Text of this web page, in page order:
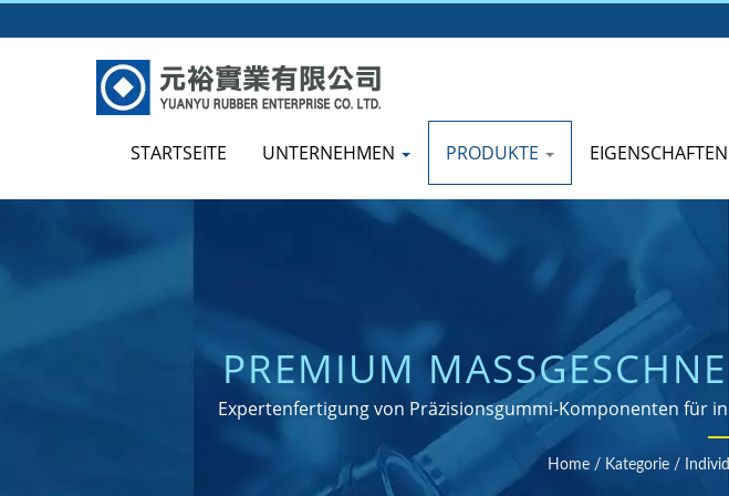
STARTSEITE UNTERNEHMEN PRODUKTE EIGENSCHAFTEN
PREMIUM
Expertenfertigung von Präzisionsgummi-Komponenten für
Home / Kategorie /